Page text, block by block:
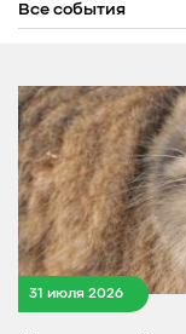
Все события
31 июля 2026